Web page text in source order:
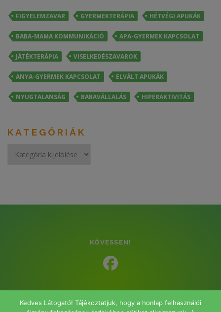
FIGYELEMZAVAR GYERMEKTERÁPIA HÉTVÉGI APUKÁK
BABA-MAMA KOMMUNIKÁCIÓ APA-GYERMEK KAPCSOLAT
JÁTÉKTERÁPIA VISELKEDÉSZAVAROK
ANYA-GYERMEK KAPCSOLAT ELVÁLT APUKÁK
NYUGTALANSÁG BABAVÁLLALÁS HIPERAKTIVITÁS
KATEGÓRIÁK
KÖVESSEN!
Kedves Látogató! Tájékoztatjuk, hogy a honlap felhasználói